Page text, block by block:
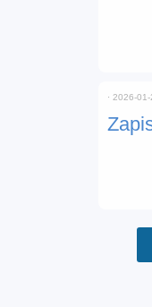
⋅ 2026-01-